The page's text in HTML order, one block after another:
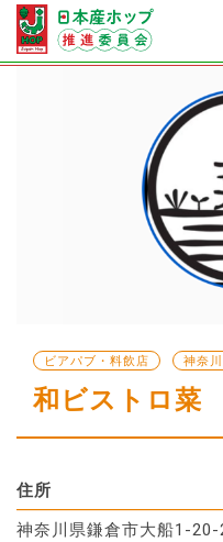
ビアパブ・料飲店 神奈
和ビストロ菜
住所
神奈川県鎌倉市大船1-